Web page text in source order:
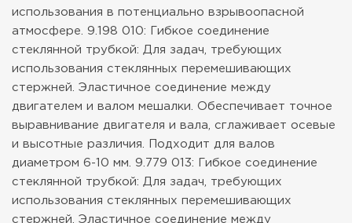
использования в потенциально взрывоопасной
атмосфере.
9.198 010: Гибкое соединение
стеклянной трубкой: Для задач, требующих
использования стеклянных перемешивающих
стержней. Эластичное соединение между
двигателем и валом мешалки. Обеспечивает точное
выравнивание двигателя и вала, сглаживает осевые
и высотные различия. Подходит для валов
диаметром 6-10 мм.
9.779 013: Гибкое соединение
стеклянной трубкой: Для задач, требующих
использования стеклянных перемешивающих
стержней. Эластичное соединение между